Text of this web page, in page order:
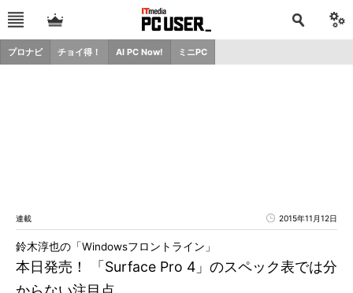
プロナビ チョイ得！ AI PC Now! ミニPC
連載 2015年11月12日
本日発売！ 「Surface Pro 4」のスペック表では分
鈴木淳也の「Windowsフロントライン」